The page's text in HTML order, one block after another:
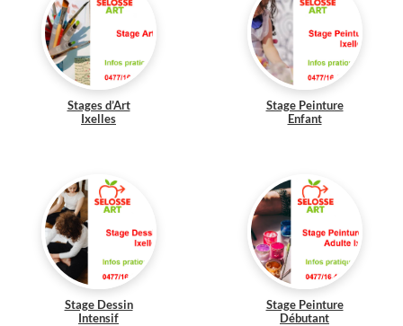
Stages d’Art
Ixelles
Stage Peinture
Enfant
Stage Dessin
Intensif
Stage Peinture
Débutant